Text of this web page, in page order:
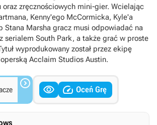
oraz zręcznościowych mini-gier. Wcielając
Kenny'ego McCormicka, Kyle'a
Stana Marsha gracz musi odpowiadać na
serialem South Park, a także grać w proste
wyprodukowany został przez ekipę
Acclaim Studios Austin.
   Oceń Grę